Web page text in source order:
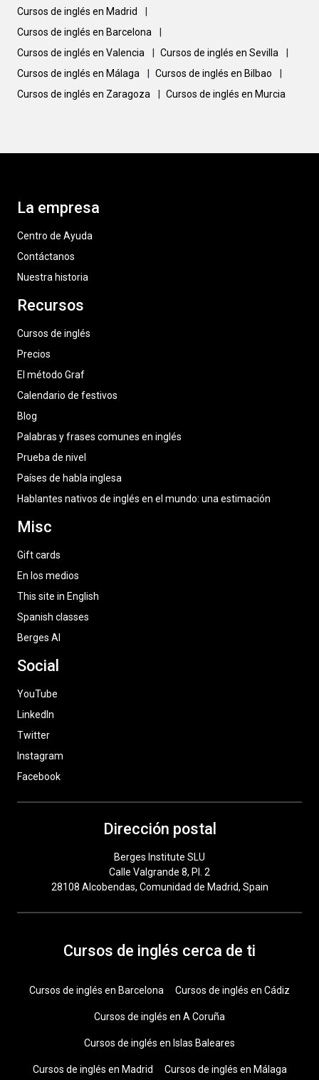
Cursos de inglés en Madrid
Cursos de inglés en Barcelona
Cursos de inglés en Valencia
Cursos de inglés en Sevilla
Cursos de inglés en Málaga
Cursos de inglés en Bilbao
Cursos de inglés en Zaragoza
Cursos de inglés en Murcia
La empresa
Centro de Ayuda
Contáctanos
Nuestra historia
Recursos
Cursos de inglés
Precios
El método Graf
Calendario de festivos
Blog
Palabras y frases comunes en inglés
Prueba de nivel
Países de habla inglesa
Hablantes nativos de inglés en el mundo: una estimación
Misc
Gift cards
En los medios
This site in English
Spanish classes
Berges AI
Social
YouTube
LinkedIn
Twitter
Instagram
Facebook
Dirección postal
Berges Institute SLU
Calle Valgrande 8, Pl. 2
28108 Alcobendas, Comunidad de Madrid, Spain
Cursos de inglés cerca de ti
Cursos de inglés en Barcelona Cursos de inglés en Cádiz
Cursos de inglés en A Coruña
Cursos de inglés en Islas Baleares
Cursos de inglés en Madrid Cursos de inglés en Málaga